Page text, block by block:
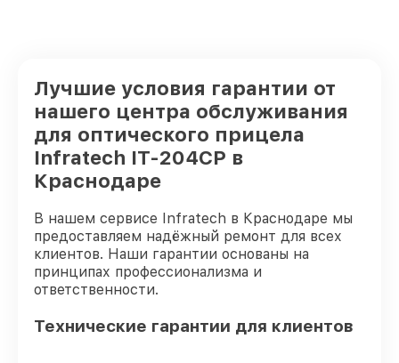
Лучшие условия гарантии от
нашего центра обслуживания
для оптического прицела
Infratech IT-204CP в
Краснодаре
В нашем сервисе Infratech в Краснодаре мы
предоставляем надёжный ремонт для всех
клиентов. Наши гарантии основаны на
принципах профессионализма и
ответственности.
Технические гарантии для клиентов